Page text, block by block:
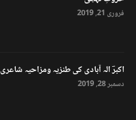
فروری 21, 2019
اکبرؔ الہ آبادی کی طنزیہ ومزاحیہ شاعری
دسمبر 28, 2019